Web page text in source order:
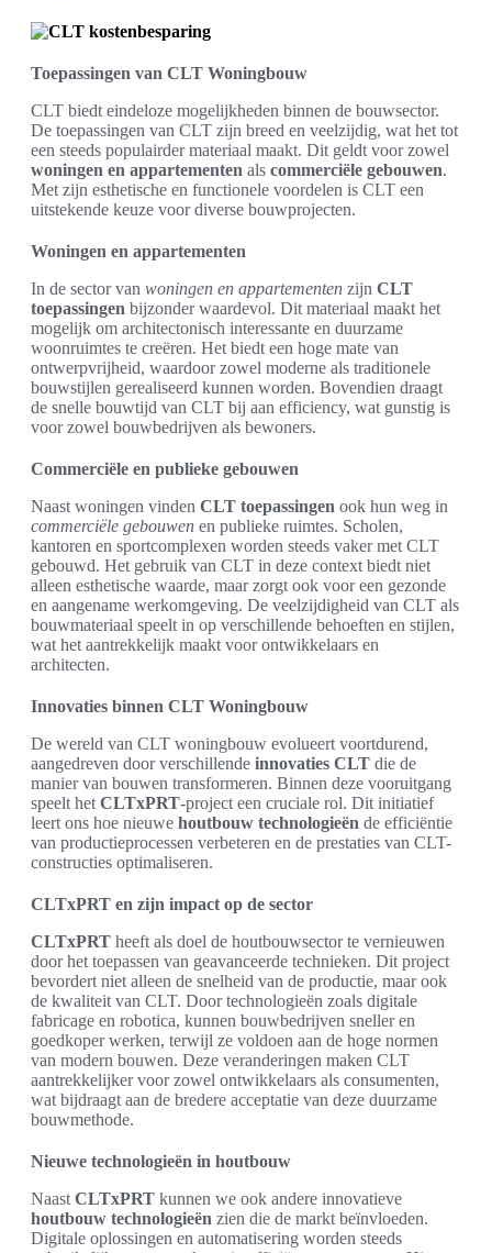
Toepassingen van CLT Woningbouw
CLT biedt eindeloze mogelijkheden binnen de bouwsector.
De toepassingen van CLT zijn breed en veelzijdig, wat het tot
een steeds populairder materiaal maakt. Dit geldt voor zowel
woningen en appartementen als commerciële gebouwen.
Met zijn esthetische en functionele voordelen is CLT een
uitstekende keuze voor diverse bouwprojecten.
Woningen en appartementen
In de sector van woningen en appartementen zijn CLT
toepassingen bijzonder waardevol. Dit materiaal maakt het
mogelijk om architectonisch interessante en duurzame
woonruimtes te creëren. Het biedt een hoge mate van
ontwerpvrijheid, waardoor zowel moderne als traditionele
bouwstijlen gerealiseerd kunnen worden. Bovendien draagt
de snelle bouwtijd van CLT bij aan efficiency, wat gunstig is
voor zowel bouwbedrijven als bewoners.
Commerciële en publieke gebouwen
Naast woningen vinden CLT toepassingen ook hun weg in
commerciële gebouwen en publieke ruimtes. Scholen,
kantoren en sportcomplexen worden steeds vaker met CLT
gebouwd. Het gebruik van CLT in deze context biedt niet
alleen esthetische waarde, maar zorgt ook voor een gezonde
en aangename werkomgeving. De veelzijdigheid van CLT als
bouwmateriaal speelt in op verschillende behoeften en stijlen,
wat het aantrekkelijk maakt voor ontwikkelaars en
architecten.
Innovaties binnen CLT Woningbouw
De wereld van CLT woningbouw evolueert voortdurend,
aangedreven door verschillende innovaties CLT die de
manier van bouwen transformeren. Binnen deze vooruitgang
speelt het CLTxPRT-project een cruciale rol. Dit initiatief
leert ons hoe nieuwe houtbouw technologieën de efficiëntie
van productieprocessen verbeteren en de prestaties van CLT-
constructies optimaliseren.
CLTxPRT en zijn impact op de sector
CLTxPRT heeft als doel de houtbouwsector te vernieuwen
door het toepassen van geavanceerde technieken. Dit project
bevordert niet alleen de snelheid van de productie, maar ook
de kwaliteit van CLT. Door technologieën zoals digitale
fabricage en robotica, kunnen bouwbedrijven sneller en
goedkoper werken, terwijl ze voldoen aan de hoge normen
van modern bouwen. Deze veranderingen maken CLT
aantrekkelijker voor zowel ontwikkelaars als consumenten,
wat bijdraagt aan de bredere acceptatie van deze duurzame
bouwmethode.
Nieuwe technologieën in houtbouw
Naast CLTxPRT kunnen we ook andere innovatieve
houtbouw technologieën zien die de markt beïnvloeden.
Digitale oplossingen en automatisering worden steeds